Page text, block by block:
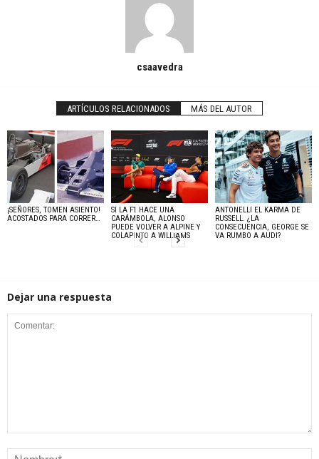
csaavedra
ARTÍCULOS RELACIONADOS MÁS DEL AUTOR
¡SEÑORES, TOMEN ASIENTO!
ACOSTADOS PARA CORRER…
SI LA F1 HACE UNA
CARÁMBOLA, ALONSO
PUEDE VOLVER A ALPINE Y
COLAPINTO A WILLIAMS
ANTONELLI EL KARMA DE
RUSSELL. ¿LA
CONSECUENCIA, GEORGE SE
VA RUMBO A AUDI?
Dejar una respuesta